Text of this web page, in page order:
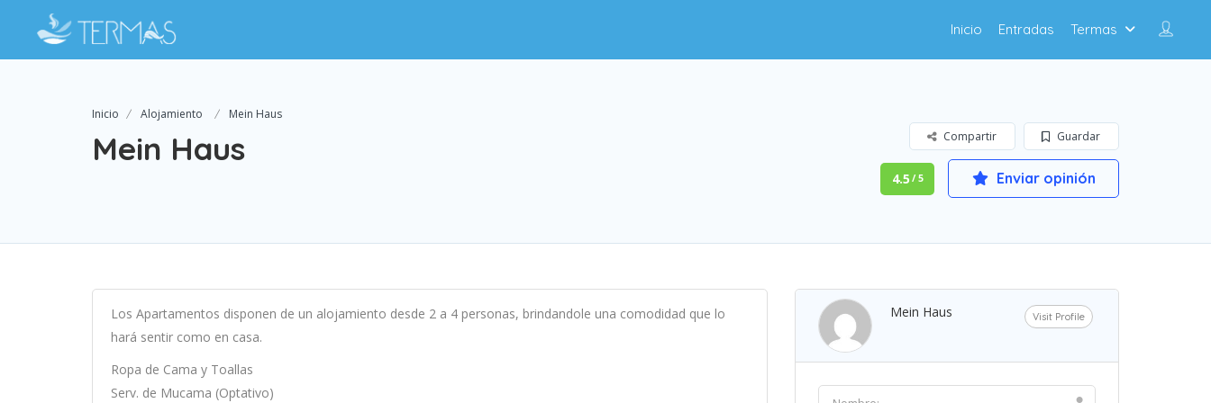
Inicio Entradas Termas
Inicio Alojamiento Mein Haus
Mein Haus Guardar
Compartir
4.5 / 5 Enviar opinión
Los Apartamentos disponen de un alojamiento desde 2 a 4 personas, brindandole una comodidad que lo
hará sentir como en casa.
Ropa de Cama y Toallas
Serv. de Mucama (Optativo)
Mein Haus Visit Profile